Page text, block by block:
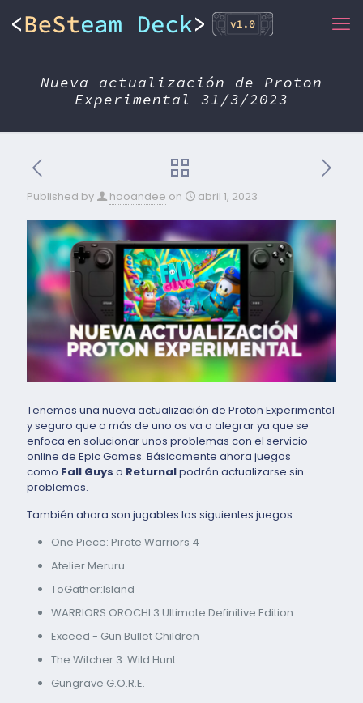
Nueva actualización de Proton
Experimental 31/3/2023
Published by hooandee on abril 1, 2023
Tenemos una nueva actualización de Proton Experimental
y seguro que a más de uno os va a alegrar ya que se
enfoca en solucionar unos problemas con el servicio
online de Epic Games. Básicamente ahora juegos
como Fall Guys o Returnalpodrán actualizarse sin
problemas.
También ahora son jugables los siguientes juegos:
One Piece: Pirate Warriors 4
Atelier Meruru
ToGather:Island
WARRIORS OROCHI 3 Ultimate Definitive Edition
Exceed - Gun Bullet Children
The Witcher 3: Wild Hunt
Gungrave G.O.R.E.